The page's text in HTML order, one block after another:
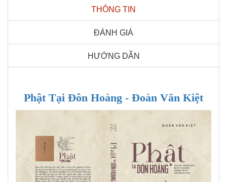
THÔNG TIN
ĐÁNH GIÁ
HƯỚNG DẪN
Phật Tại Đôn Hoàng - Đoàn Văn Kiệt